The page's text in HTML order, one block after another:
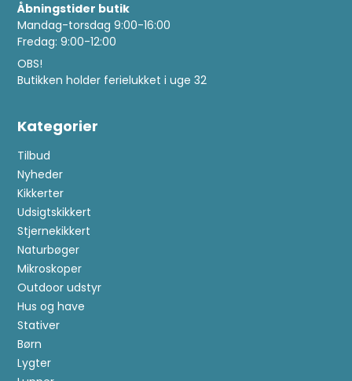
Åbningstider butik
Mandag-torsdag 9:00-16:00
Fredag: 9:00-12:00
OBS!
Butikken holder ferielukket i uge 32
Kategorier
Tilbud
Nyheder
Kikkerter
Udsigtskikkert
Stjernekikkert
Naturbøger
Mikroskoper
Outdoor udstyr
Hus og have
Stativer
Børn
Lygter